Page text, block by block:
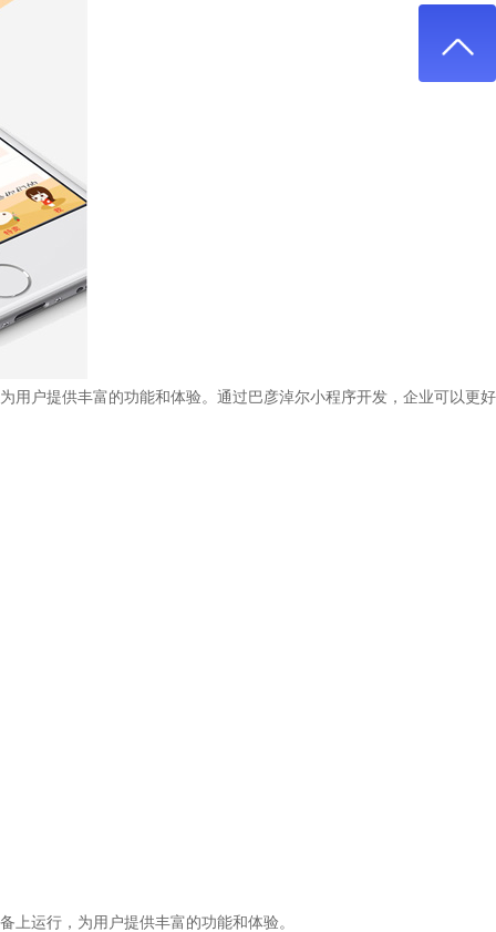
用户提供丰富的功能和体验。通过巴彦淖尔小程序开发，企业可以更好
运行，为用户提供丰富的功能和体验。